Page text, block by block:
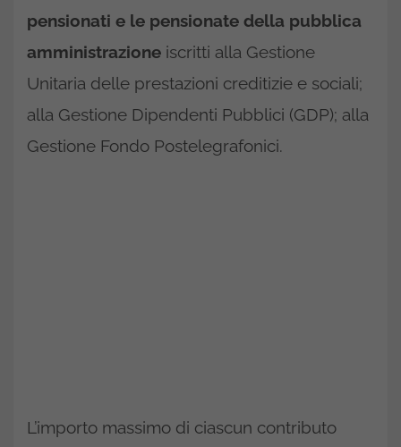
pensionati e le pensionate della pubblica
amministrazione iscritti alla Gestione
Unitaria delle prestazioni creditizie e sociali;
alla Gestione Dipendenti Pubblici (GDP); alla
Gestione Fondo Postelegrafonici.
L’importo massimo di ciascun contributo